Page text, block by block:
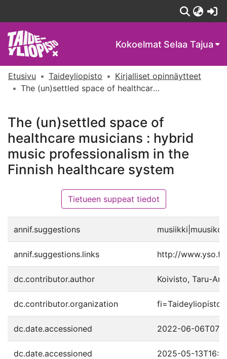
Kokoelmat Selaa Tajua
Etusivu Taideyliopisto
Kirjalliset opinnäytteet
The (un)settled space of healthcare musicians : hybrid music professionalism in the Finnish healthcare system
The (un)settled space of
healthcare musicians : hybrid
music professionalism in the
Finnish healthcare system
Tietueen suppeat tiedot
annif.suggestions
annif.suggestions.links http://
dc.contributor.author Koivisto, Taru-
dc.contributor.organization
dc.date.accessioned 2022-06-
dc.date.accessioned 2025-05-